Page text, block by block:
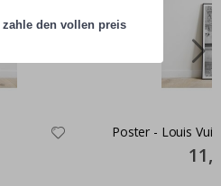
Poster - Louis
Price
zahle den vollen preis